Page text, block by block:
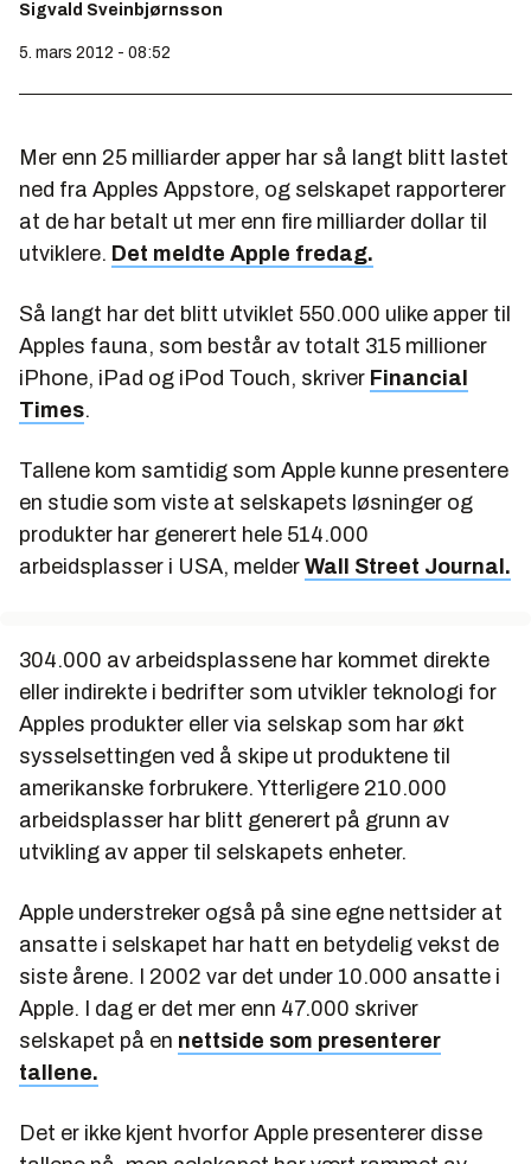
Sigvald Sveinbjørnsson
5. mars 2012 - 08:52
Mer enn 25 milliarder apper har så langt blitt lastet
ned fra Apples Appstore, og selskapet rapporterer
at de har betalt ut mer enn fire milliarder dollar til
utviklere. Det meldte Apple fredag.
Så langt har det blitt utviklet 550.000 ulike apper til
Apples fauna, som består av totalt 315 millioner
iPhone, iPad og iPod Touch, skriver Financial
Times.
Tallene kom samtidig som Apple kunne presentere
en studie som viste at selskapets løsninger og
produkter har generert hele 514.000
arbeidsplasser i USA, melder Wall Street Journal.
304.000 av arbeidsplassene har kommet direkte
eller indirekte i bedrifter som utvikler teknologi for
Apples produkter eller via selskap som har økt
sysselsettingen ved å skipe ut produktene til
amerikanske forbrukere. Ytterligere 210.000
arbeidsplasser har blitt generert på grunn av
utvikling av apper til selskapets enheter.
Apple understreker også på sine egne nettsider at
ansatte i selskapet har hatt en betydelig vekst de
siste årene. I 2002 var det under 10.000 ansatte i
Apple. I dag er det mer enn 47.000 skriver
selskapet på en nettside som presenterer
tallene.
Det er ikke kjent hvorfor Apple presenterer disse